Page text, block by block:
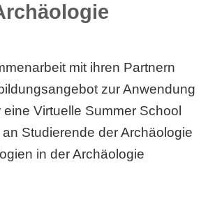
mit ihren Partnern
zur Anwendung
Virtuelle Summer School
Studierende der Archäologie
in der Archäologie